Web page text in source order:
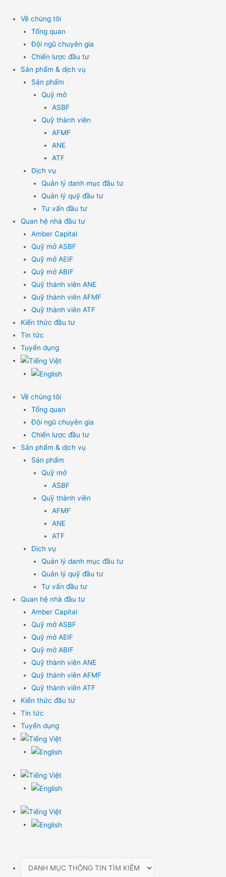
content
Về chúng tôi
Tổng quan
Đội ngũ chuyên gia
Chiến lược đầu tư
Sản phẩm & dịch vụ
Sản phẩm
Quỹ mở
ASBF
Quỹ thành viên
AFMF
ANE
ATF
Dịch vụ
Quản lý danh mục đầu tư
Quản lý quỹ đầu tư
Tư vấn đầu tư
Quan hệ nhà đầu tư
Amber Capital
Quỹ mở ASBF
Quỹ mở AEIF
Quỹ mở ABIF
Quỹ thành viên ANE
Quỹ thành viên AFMF
Quỹ thành viên ATF
Kiến thức đầu tư
Tin tức
Tuyển dụng
Về chúng tôi
Tổng quan
Đội ngũ chuyên gia
Chiến lược đầu tư
Sản phẩm & dịch vụ
Sản phẩm
Quỹ mở
ASBF
Quỹ thành viên
AFMF
ANE
ATF
Dịch vụ
Quản lý danh mục đầu tư
Quản lý quỹ đầu tư
Tư vấn đầu tư
Quan hệ nhà đầu tư
Amber Capital
Quỹ mở ASBF
Quỹ mở AEIF
Quỹ mở ABIF
Quỹ thành viên ANE
Quỹ thành viên AFMF
Quỹ thành viên ATF
Kiến thức đầu tư
Tin tức
Tuyển dụng